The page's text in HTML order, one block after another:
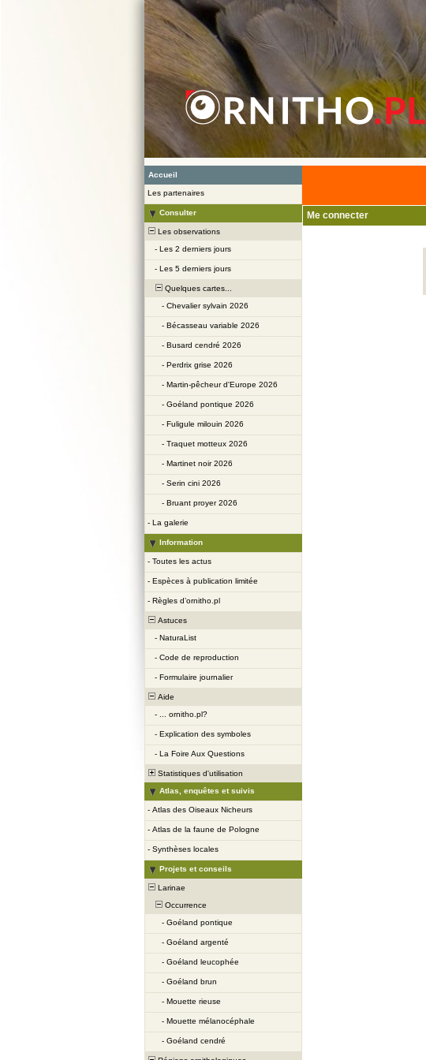
Accueil
Les partenaires
Consulter
Les observations
- Les 2 derniers jours
- Les 5 derniers jours
Quelques cartes...
- Chevalier sylvain 2026
- Bécasseau variable 2026
- Busard cendré 2026
- Perdrix grise 2026
- Martin-pêcheur d'Europe 2026
- Goéland pontique 2026
- Fuligule milouin 2026
- Traquet motteux 2026
- Martinet noir 2026
- Serin cini 2026
- Bruant proyer 2026
- La galerie
Information
- Toutes les actus
- Espèces à publication limitée
- Règles d’ornitho.pl
Astuces
- NaturaList
- Code de reproduction
- Formulaire journalier
Aide
-
... ornitho.pl?
- Explication des symboles
- La Foire Aux Questions
Statistiques d'utilisation
Atlas, enquêtes et suivis
- Atlas des Oiseaux Nicheurs
- Atlas de la faune de Pologne
- Synthèses locales
Projets et conseils
Larinae
Occurrence
- Goéland pontique
- Goéland argenté
- Goéland leucophée
- Goéland brun
- Mouette rieuse
- Mouette mélanocéphale
- Goéland cendré
Me connecter